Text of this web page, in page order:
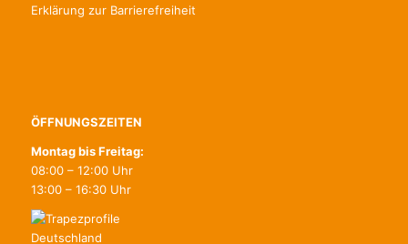
Erklärung zur Barrierefreiheit
ÖFFNUNGSZEITEN
Montag bis Freitag:
08:00 – 12:00 Uhr
13:00 – 16:30 Uhr